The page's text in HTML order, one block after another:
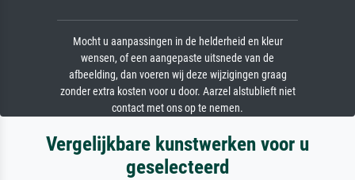
Mocht u aanpassingen in de helderheid en kleur
wensen, of een aangepaste uitsnede van de
afbeelding, dan voeren wij deze wijzigingen graag
zonder extra kosten voor u door. Aarzel alstublieft niet
contact met ons op te nemen.
Vergelijkbare kunstwerken voor u
geselecteerd